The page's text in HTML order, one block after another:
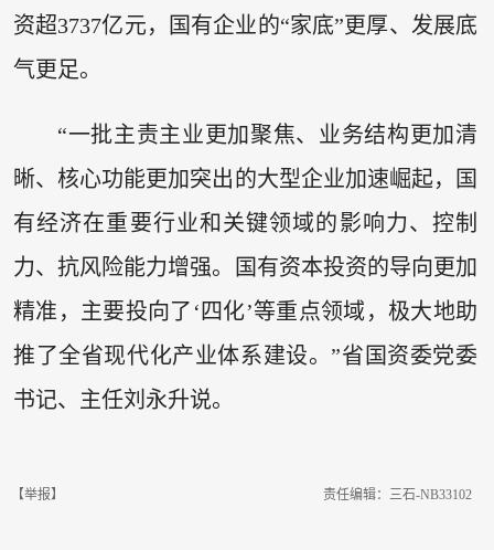
资超3737亿元，国有企业的“家底”更厚、发展底
气更足。
“一批主责主业更加聚焦、业务结构更加清
晰、核心功能更加突出的大型企业加速崛起，国
有经济在重要行业和关键领域的影响力、控制
力、抗风险能力增强。国有资本投资的导向更加
精准，主要投向了‘四化’等重点领域，极大地助
推了全省现代化产业体系建设。”省国资委党委
书记、主任刘永升说。
【举报】 责任编辑：三石-NB33102